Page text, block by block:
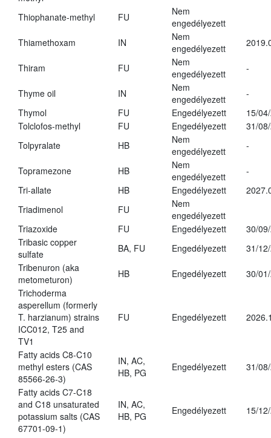
Thiophanate-methyl
FU
Nem
engedélyezett
Thiamethoxam
IN
Nem
engedélyezett
Thiram FU
Nem
engedélyezett
-
Thyme oil IN
Nem
engedélyezett
-
Thymol
FU Engedélyezett
15/
Tolclofos-methyl
FU Engedélyezett
31/
Tolpyralate
HB
Nem
engedélyezett
-
Topramezone HB
Nem
engedélyezett
-
Tri-allate
HB Engedélyezett
Triadimenol
FU
Nem
engedélyezett
Triazoxide
FU Engedélyezett
30/
Tribasic copper
sulfate
BA, FU Engedélyezett
31/
Tribenuron (aka
metometuron)
HB Engedélyezett
30/
Trichoderma
asperellum (formerly
T. harzianum) strains
ICC012, T25 and
TV1
FU Engedélyezett
Fatty acids C8-C10
methyl esters (CAS
85566-26-3)
IN, AC,
HB, PG
Engedélyezett 31/
Fatty acids C7-C18
and C18 unsaturated
potassium salts (CAS
67701-09-1)
IN, AC,
HB, PG
Engedélyezett 15/